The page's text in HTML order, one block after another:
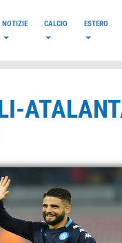
NOTIZIE CALCIO ESTERO